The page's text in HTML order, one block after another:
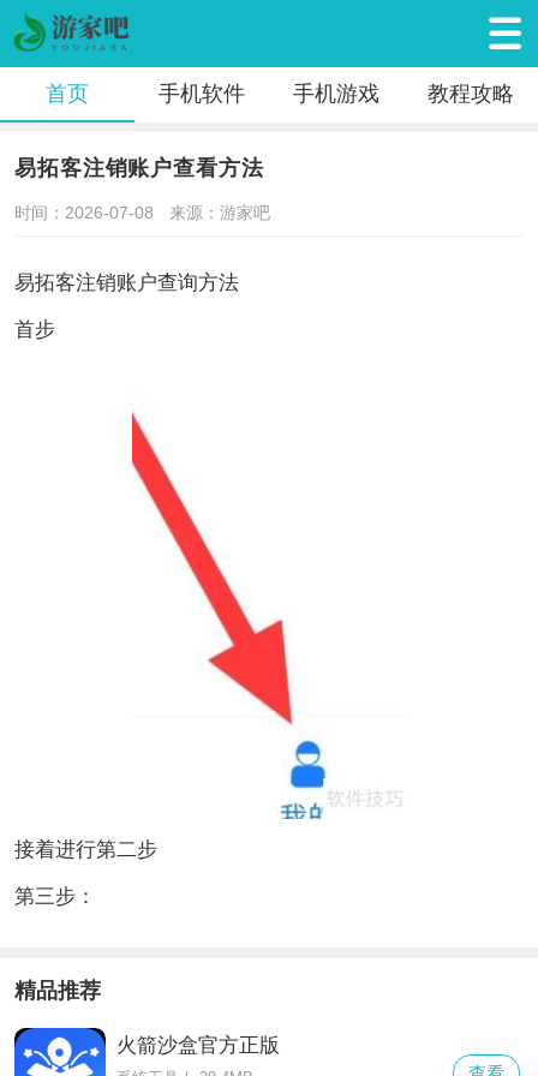
首页 手机软件 手机游戏 教程攻略
易拓客注销账户查看方法
时间：2026-07-08 来源：游家吧
易拓客注销账户查询方法
首步
接着进行第二步
第三步：
精品推荐
火箭沙盒官方正版